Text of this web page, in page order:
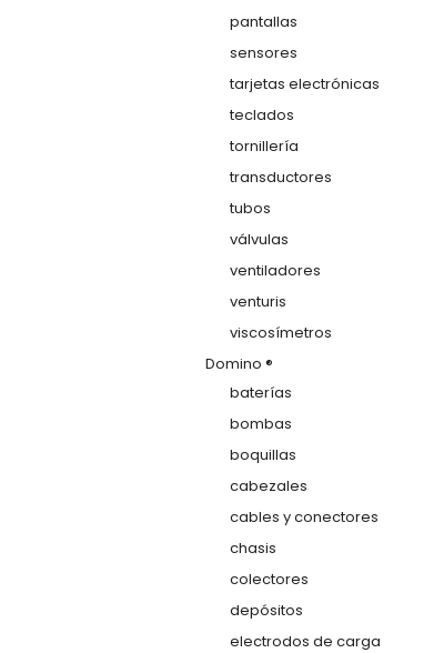
pantallas
sensores
tarjetas electrónicas
teclados
tornillería
transductores
tubos
válvulas
ventiladores
venturis
viscosímetros
Domino ®
baterías
bombas
boquillas
cabezales
cables y conectores
chasis
colectores
depósitos
electrodos de carga